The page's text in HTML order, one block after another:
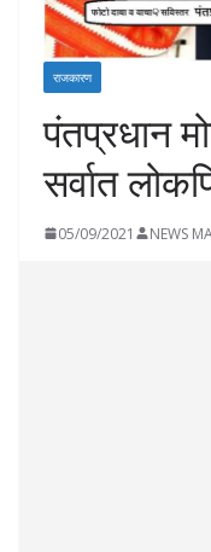
राजकारण
पंतप्रधान
सर्वात
05/09/2021 NEWS